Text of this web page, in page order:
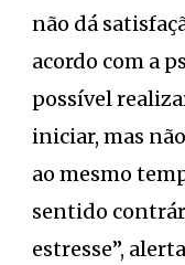
não dá
acordo com a
possível
iniciar, mas
ao mesmo
sentido
estresse”,